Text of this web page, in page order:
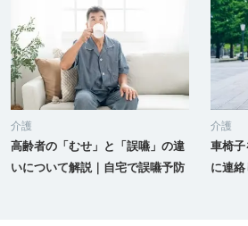
がどう
介護
高齢者の「むせ」と「誤嚥」の違
いについて解説｜自宅で誤嚥予防
介護
車椅子
に連